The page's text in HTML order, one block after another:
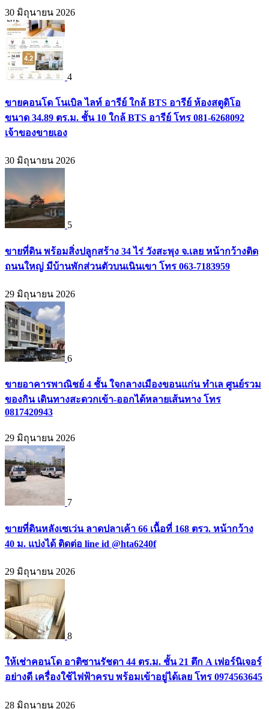
30 มิถุนายน 2026
4
ขายคอนโด โนเบิล ไลท์ อารีย์ ใกล้ BTS อารีย์ ห้องสตูดิโอ
ขนาด 34.89 ตร.ม. ชั้น 10 ใกล้ BTS อารีย์ โทร 081-6268092
เจ้าของขายเอง
30 มิถุนายน 2026
5
ขายที่ดิน พร้อมสิ่งปลูกสร้าง 34 ไร่ วังสะพุง จ.เลย หน้ากว้างติด
ถนนใหญ่ มีบ้านพักส่วนตัวบนเนินเขา โทร 063-7183959
29 มิถุนายน 2026
6
ขายอาคารพาณิชย์ 4 ชั้น ใจกลางเมืองขอนแก่น ทำเล ศูนย์รวม
ของกิน เดินทางสะดวกเข้า-ออกได้หลายเส้นทาง โทร
0817420943
29 มิถุนายน 2026
7
ขายที่ดินหลังเซเว่น ลาดปลาเค้า 66 เนื้อที่ 168 ตรว. หน้ากว้าง
40 ม. แบ่งได้ ติดต่อ line id @hta6240f
29 มิถุนายน 2026
8
ให้เช่าคอนโด อาติซานรัชดา 44 ตร.ม. ชั้น 21 ตึก A เฟอร์นิเจอร์
อย่างดี เครื่องใช้ไฟฟ้าครบ พร้อมเข้าอยู่ได้เลย โทร 0974563645
28 มิถุนายน 2026